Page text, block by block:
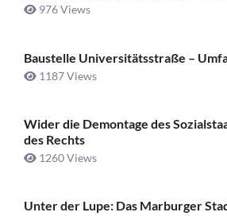
976 Views
Baustelle Universitätsstraße ­–
1187 Views
Wider die Demontage des
des Rechts
1260 Views
Unter der Lupe: Das Marburger